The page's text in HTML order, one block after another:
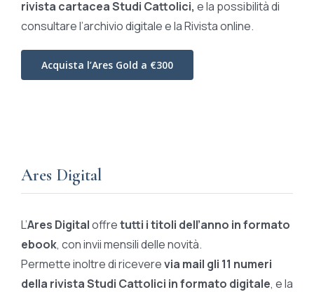
rivista cartacea Studi Cattolici, e la possibilità di
consultare l’archivio digitale e la Rivista online.
Acquista l’Ares Gold a €300
Ares Digital
L’Ares Digitaloffretutti i titoli dell’anno in formato
ebook, con invii mensili delle novità.
Permette inoltre di riceverevia mail gli 11 numeri
della rivista Studi Cattolici in formato digitale, e la